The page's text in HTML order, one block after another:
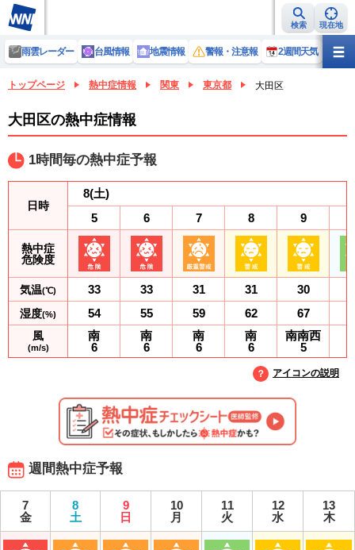
検索 現在地
雨雲レーダー 台風情報 地震情報 警報・注意報 2週間天気 ラ
トップページ 熱中症情報 関東 東京都 大田区
大田区の熱中症情報
1時間毎の熱中症予報
日時
熱中症
危険度
気温(℃)
湿度(%)
風
(m/s)
8(土)
5
33
54
南
6
6
33
55
南
6
7
31
59
南
6
8
31
62
南
6
9
30
67
南南西
5
アイコンの説明
週間熱中症予報
7
金
8
土
9
日
10
月
11
火
12
水
13
木